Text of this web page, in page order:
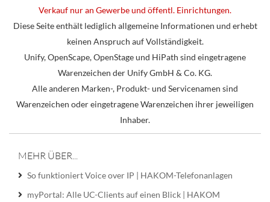
Verkauf nur an Gewerbe und öffentl. Einrichtungen.
Diese Seite enthält lediglich allgemeine Informationen und erhebt
keinen Anspruch auf Vollständigkeit.
Unify, OpenScape, OpenStage und HiPath sind eingetragene
Warenzeichen der Unify GmbH & Co. KG.
Alle anderen Marken-, Produkt- und Servicenamen sind
Warenzeichen oder eingetragene Warenzeichen ihrer jeweiligen
Inhaber.
MEHR ÜBER...
So funktioniert Voice over IP | HAKOM-Telefonanlagen
myPortal: Alle UC-Clients auf einen Blick | HAKOM